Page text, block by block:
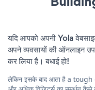
यदि आपको अपनी Yola
अपने व्यवसायों की ऑनलाइन
कर लिया है। बधाई हो!
लेकिन इसके बाद आता है a